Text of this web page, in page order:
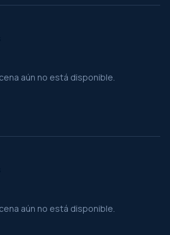
aún no está disponible.
aún no está disponible.